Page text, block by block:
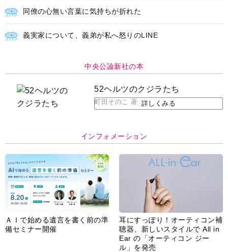
同僚の心無い言葉に気持ちが折れた
義実家について、義弟が私へ怒りのLINE
中央公論新社の本
52ヘルツのクジラたち
町田そのこ 著 詳しくみる
インフォメーション
ＡＩで始める遺言を書く前の準
備セミナー開催
耳にすっぽり！オーティコン補
聴器、新しいスタイルで All in
Ear の「オーティコン ジー
ル」を発売